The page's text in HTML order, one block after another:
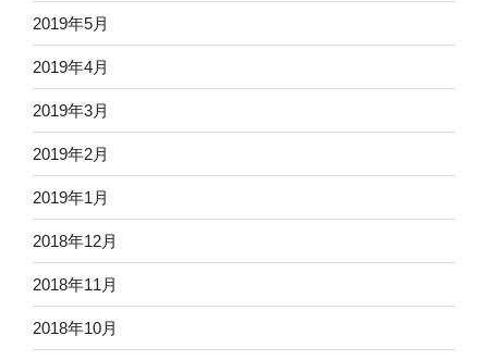
2019年5月
2019年4月
2019年3月
2019年2月
2019年1月
2018年12月
2018年11月
2018年10月